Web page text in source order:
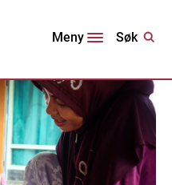
Meny Søk